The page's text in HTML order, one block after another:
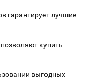
гарантирует лучшие
купить
выгодных